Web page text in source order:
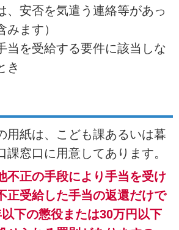
、安否を気遣う連絡等があっ
みます）
当を受給する要件に該当しな
き
用紙は、こども課あるいは暮
課窓口に用意してあります。
不正の手段により手当を受け
正受給した手当の返還だけで
下の懲役または30万円以下